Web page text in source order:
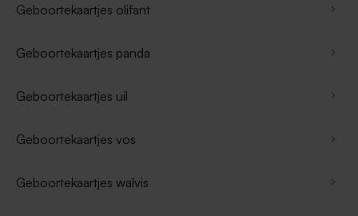
Geboortekaartjes olifant
Geboortekaartjes panda
Geboortekaartjes uil
Geboortekaartjes vos
Geboortekaartjes walvis